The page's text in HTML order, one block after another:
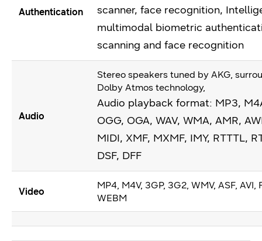
Authentication
scanner, face recognition,
multimodal biometric
scanning and face recognition
Audio
Stereo speakers tuned by AKG,
Dolby Atmos technology,
Audio playback format: MP3,
OGG, OGA, WAV, WMA, AMR,
MIDI, XMF, MXMF, IMY, RTTTL,
DSF, DFF
Video
MP4, M4V, 3GP, 3G2, WMV, ASF, AVI,
WEBM